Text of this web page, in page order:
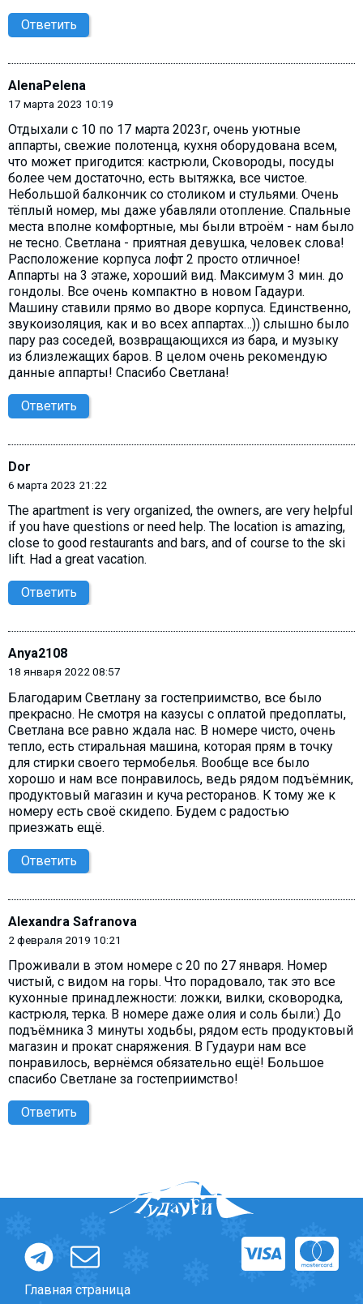
Ответить
AlenaPelena
17 марта 2023 10:19
Отдыхали с 10 по 17 марта 2023г, очень уютные
аппарты, свежие полотенца, кухня оборудована всем,
что может пригодится: кастрюли, Сковороды, посуды
более чем достаточно, есть вытяжка, все чистое.
Небольшой балкончик со столиком и стульями. Очень
тёплый номер, мы даже убавляли отопление. Спальные
места вполне комфортные, мы были втроём - нам было
не тесно. Светлана - приятная девушка, человек слова!
Расположение корпуса лофт 2 просто отличное!
Аппарты на 3 этаже, хороший вид. Максимум 3 мин. до
гондолы. Все очень компактно в новом Гадаури.
Машину ставили прямо во дворе корпуса. Единственно,
звукоизоляция, как и во всех аппартах…)) слышно было
пару раз соседей, возвращающихся из бара, и музыку
из близлежащих баров. В целом очень рекомендую
данные аппарты! Спасибо Светлана!
Ответить
Dor
6 марта 2023 21:22
The apartment is very organized, the owners, are very helpful
if you have questions or need help. The location is amazing,
close to good restaurants and bars, and of course to the ski
lift. Had a great vacation.
Ответить
Anya2108
18 января 2022 08:57
Благодарим Светлану за гостеприимство, все было
прекрасно. Не смотря на казусы с оплатой предоплаты,
Светлана все равно ждала нас. В номере чисто, очень
тепло, есть стиральная машина, которая прям в точку
для стирки своего термобелья. Вообще все было
хорошо и нам все понравилось, ведь рядом подъёмник,
продуктовый магазин и куча ресторанов. К тому же к
номеру есть своё скидепо. Будем с радостью
приезжать ещё.
Ответить
Alexandra Safranova
2 февраля 2019 10:21
Проживали в этом номере с 20 по 27 января. Номер
чистый, с видом на горы. Что порадовало, так это все
кухонные принадлежности: ложки, вилки, сковородка,
кастрюля, терка. В номере даже олия и соль были:) До
подъёмника 3 минуты ходьбы, рядом есть продуктовый
магазин и прокат снаряжения. В Гудаури нам все
понравилось, вернёмся обязательно ещё! Большое
спасибо Светлане за гостеприимство!
Ответить
Главная страница